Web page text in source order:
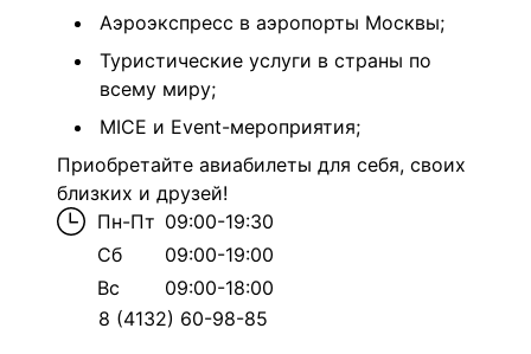
Аэроэкспресс в аэропорты Москвы;
Туристические услуги в страны по
всему миру;
MICE и Event-мероприятия;
Приобретайте авиабилеты для себя, своих
близких и друзей!
Пн-Пт 09:00-19:30
Сб
09:00-19:00
Вс
09:00-18:00
8 (4132) 60-98-85